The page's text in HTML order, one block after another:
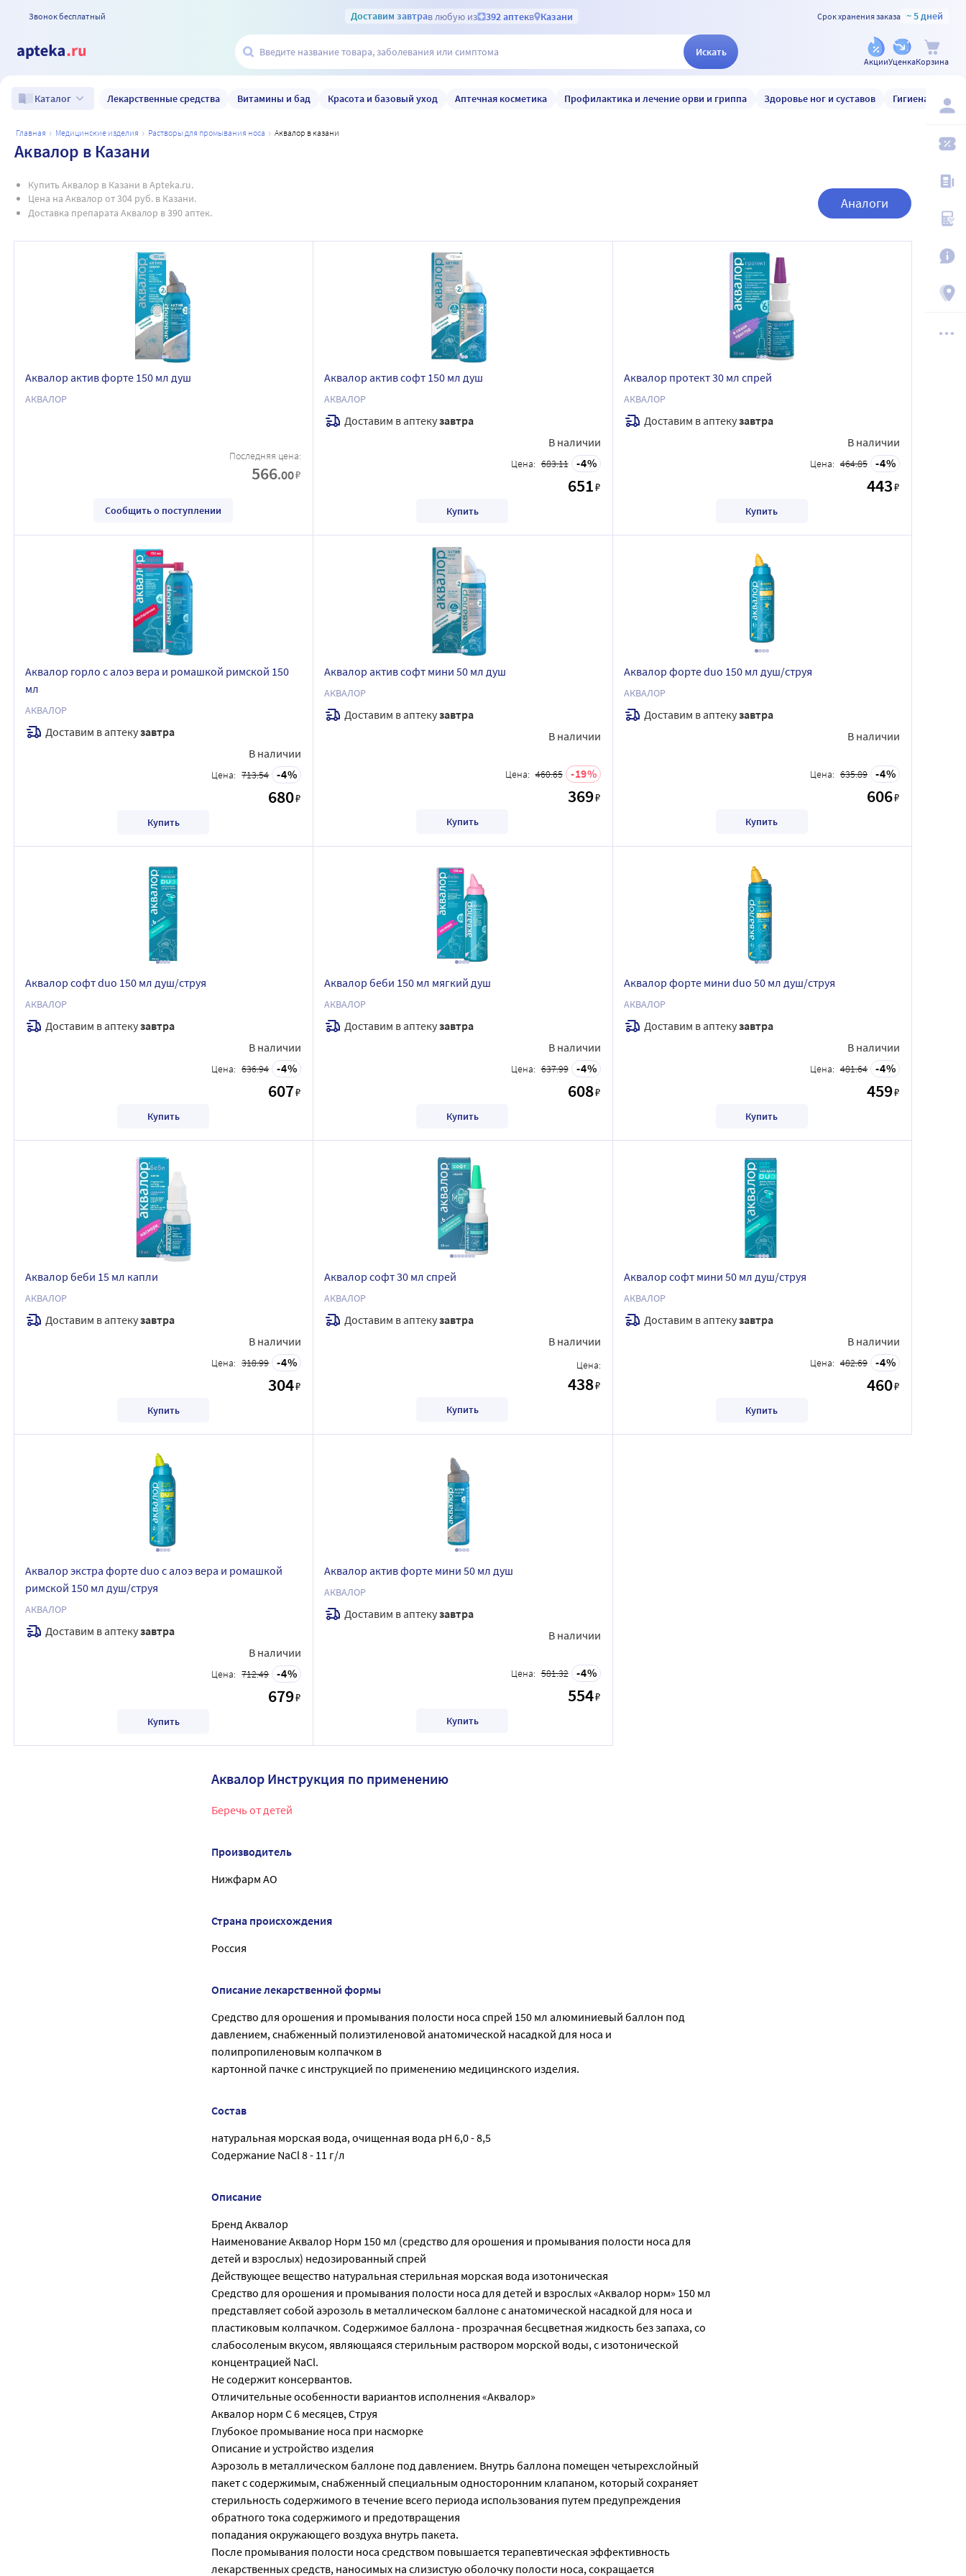
Звонок бесплатный Доставим завтрав любую из 392 аптекв Казани Срок хранения заказа ~ 5 дней
Искать
АкцииУценкаКорзина
Каталог Лекарственные средства Витамины и бад Красота и базовый уход Аптечная косметика Профилактика и лечение орви и гриппа Здоровье ног и суставов Гигиена и уход
главная медицинские изделия растворы для промывания носа аквалор в казани
Аквалор в Казани
Купить Аквалор в Казани в Apteka.ru.
Цена на Аквалор от 304 руб. в Казани.
Доставка препарата Аквалор в 390 аптек.
Аналоги
Аквалор актив форте 150 мл душ
АКВАЛОР
Последняя цена:
566.00₽
Сообщить о поступлении
Аквалор актив софт 150 мл душ
АКВАЛОР
Доставим в аптекузавтра
В наличии
Цена: 683.11 4
651₽
Купить
Аквалор протект 30 мл спрей
АКВАЛОР
Доставим в аптекузавтра
В наличии
Цена: 464.85 4
443₽
Купить
Аквалор горло с алоэ вера и ромашкой римской 150
мл
АКВАЛОР
Доставим в аптекузавтра
В наличии
Цена: 713.54 4
680₽
Купить
Аквалор актив софт мини 50 мл душ
АКВАЛОР
Доставим в аптекузавтра
В наличии
Цена: 460.65 19
369₽
Купить
Аквалор форте duo 150 мл душ/струя
АКВАЛОР
Доставим в аптекузавтра
В наличии
Цена: 635.89 4
606₽
Купить
Аквалор софт duo 150 мл душ/струя
АКВАЛОР
Доставим в аптекузавтра
В наличии
Цена: 636.94 4
607₽
Купить
Аквалор беби 150 мл мягкий душ
АКВАЛОР
Доставим в аптекузавтра
В наличии
Цена: 637.99 4
608₽
Купить
Аквалор форте мини duo 50 мл душ/струя
АКВАЛОР
Доставим в аптекузавтра
В наличии
Цена: 481.64 4
459₽
Купить
Аквалор беби 15 мл капли
АКВАЛОР
Доставим в аптекузавтра
В наличии
Цена: 318.99 4
304₽
Купить
Аквалор софт 30 мл спрей
АКВАЛОР
Доставим в аптекузавтра
В наличии
Цена:
438₽
Купить
Аквалор софт мини 50 мл душ/струя
АКВАЛОР
Доставим в аптекузавтра
В наличии
Цена: 482.69 4
460₽
Купить
Аквалор экстра форте duo с алоэ вера и ромашкой
римской 150 мл душ/струя
АКВАЛОР
Доставим в аптекузавтра
В наличии
Цена: 712.49 4
679₽
Купить
Аквалор актив форте мини 50 мл душ
АКВАЛОР
Доставим в аптекузавтра
В наличии
Цена: 581.32 4
554₽
Купить
Аквалор Инструкция по применению
Беречь от детей
Производитель
Нижфарм АО
Страна происхождения
Россия
Описание лекарственной формы
Средство для орошения и промывания полости носа спрей 150 мл алюминиевый баллон под
давлением, снабженный полиэтиленовой анатомической насадкой для носа и
полипропиленовым колпачком в
картонной пачке с инструкцией по применению медицинского изделия.
Состав
натуральная морская вода, очищенная вода pH 6,0 - 8,5
Содержание NaCl 8 - 11 г/л
Описание
Бренд Аквалор
Наименование Аквалор Норм 150 мл (средство для орошения и промывания полости носа для
детей и взрослых) недозированный спрей
Действующее вещество натуральная стерильная морская вода изотоническая
Средство для орошения и промывания полости носа для детей и взрослых «Аквалор норм» 150 мл
представляет собой аэрозоль в металлическом баллоне с анатомической насадкой для носа и
пластиковым колпачком. Содержимое баллона - прозрачная бесцветная жидкость без запаха, со
слабосоленым вкусом, являющаяся стерильным раствором морской воды, с изотонической
концентрацией NaCl.
Не содержит консервантов.
Отличительные особенности вариантов исполнения «Аквалор»
Аквалор норм С 6 месяцев, Струя
Глубокое промывание носа при насморке
Описание и устройство изделия
Аэрозоль в металлическом баллоне под давлением. Внутрь баллона помещен четырехслойный
пакет с содержимым, снабженный специальным односторонним клапаном, который сохраняет
стерильность содержимого в течение всего периода использования путем предупреждения
обратного тока содержимого и предотвращения
попадания окружающего воздуха внутрь пакета.
После промывания полости носа средством повышается терапевтическая эффективность
лекарственных средств, наносимых на слизистую оболочку полости носа, сокращается